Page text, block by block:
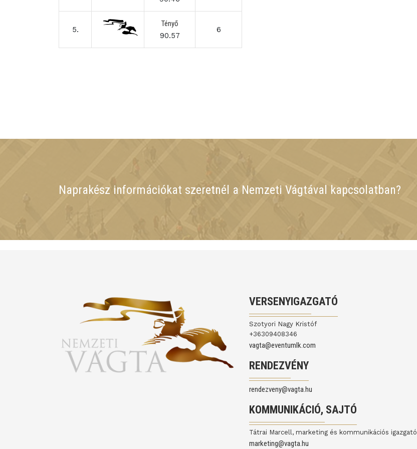
5.
Tényő
90.57
6
Naprakész információkat szeretnél a Nemzeti Vágtával kapcsolatban?
VERSENYIGAZGATÓ
Szotyori Nagy Kristóf
+36309408346
vagta@eventumlk.com
RENDEZVÉNY
rendezveny@vagta.hu
KOMMUNIKÁCIÓ, SAJTÓ
Tátrai Marcell, marketing és kommunikációs igazgató
marketing@vagta.hu